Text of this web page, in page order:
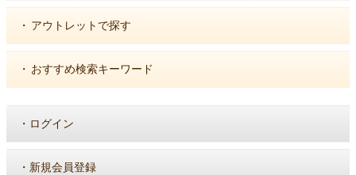
・ アウトレットで探す
・ おすすめ検索キーワード
・ ログイン
・ 新規会員登録